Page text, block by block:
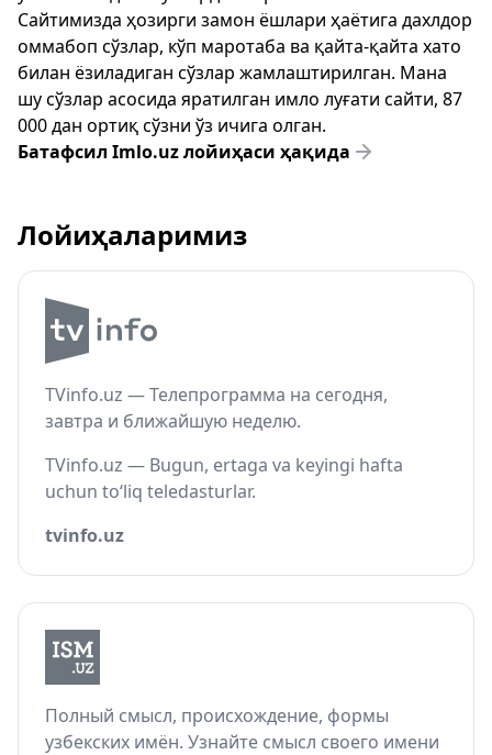
Сайтимизда ҳозирги замон ёшлари ҳаётига дахлдор
оммабоп сўзлар, кўп маротаба ва қайта-қайта хато
билан ёзиладиган сўзлар жамлаштирилган. Мана
шу сўзлар асосида яратилган имло луғати сайти, 87
000 дан ортиқ сўзни ўз ичига олган.
Батафсил Imlo.uz лойиҳаси ҳақида
Лойиҳаларимиз
TVinfo.uz — Телепрограмма на сегодня,
завтра и ближайшую неделю.
TVinfo.uz — Bugun, ertaga va keyingi hafta
uchun to‘liq teledasturlar.
tvinfo.uz
Полный смысл, происхождение, формы
узбекских имён. Узнайте смысл своего имени